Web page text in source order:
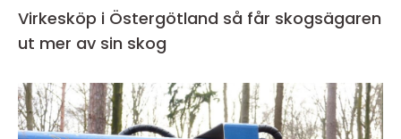
Virkesköp i Östergötland så får skogsägaren
ut mer av sin skog